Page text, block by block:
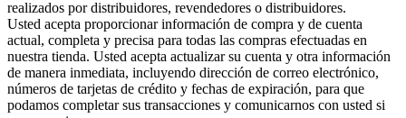
realizados por distribuidores, revendedores o distribuidores.
Usted acepta proporcionar información de compra y de cuenta
actual, completa y precisa para todas las compras efectuadas en
nuestra tienda. Usted acepta actualizar su cuenta y otra información
de manera inmediata, incluyendo dirección de correo electrónico,
números de tarjetas de crédito y fechas de expiración, para que
podamos completar sus transacciones y comunicarnos con usted si